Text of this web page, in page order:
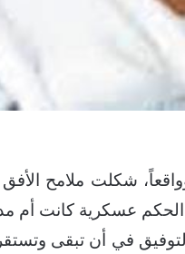
شكلت ملامح
عسكرية كانت أم
في أن تبقى